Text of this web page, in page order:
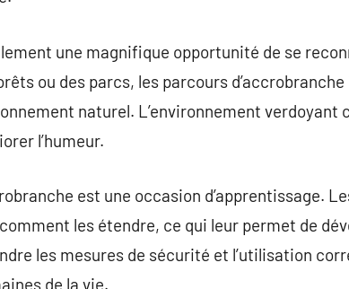
une magnifique opportunité de se
ou des parcs, les parcours
naturel. L’environnement
l’humeur.
est une occasion d’apprentissage.
les étendre, ce qui leur permet de
les mesures de sécurité et l’utilisation
de la vie.